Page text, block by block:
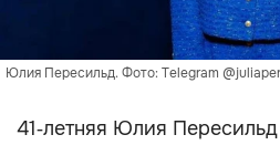
Юлия Пересильд. Фото: Telegram
41‑летняя Юлия